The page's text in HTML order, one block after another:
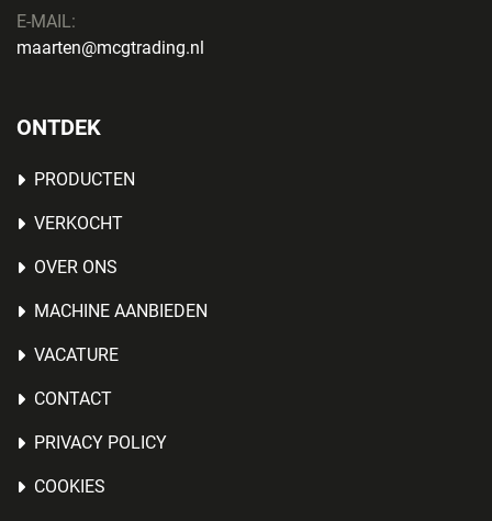
E-MAIL:
maarten@mcgtrading.nl
ONTDEK
PRODUCTEN
VERKOCHT
OVER ONS
MACHINE AANBIEDEN
VACATURE
CONTACT
PRIVACY POLICY
COOKIES